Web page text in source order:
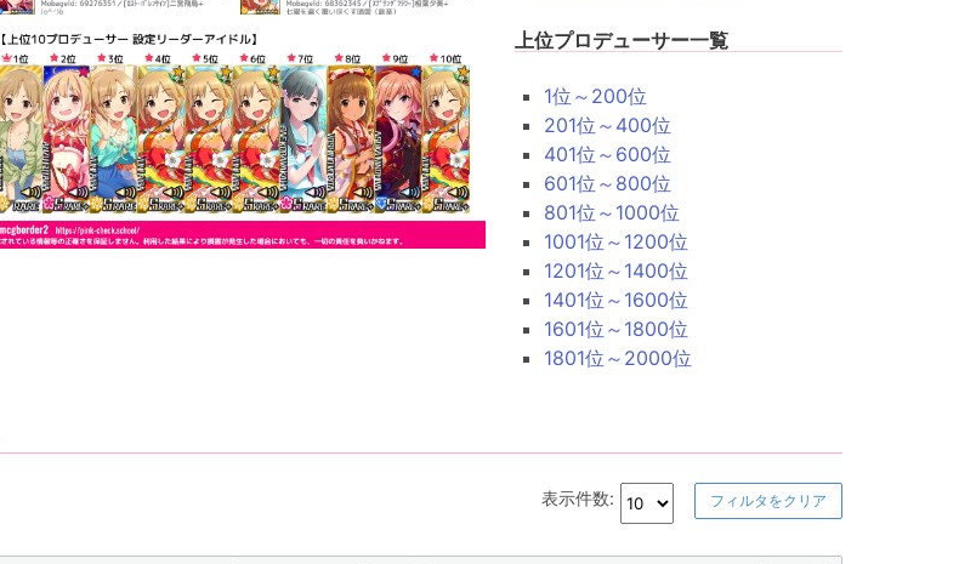
上位プロデューサー一覧
1位～200位
201位～400位
401位～600位
601位～800位
801位～1000位
1001位～1200位
1201位～1400位
1401位～1600位
1601位～1800位
1801位～2000位
表示件数: フィルタをクリア